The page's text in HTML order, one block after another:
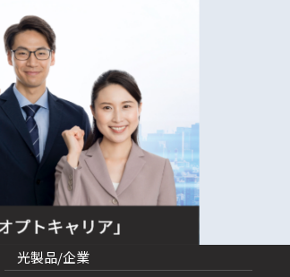
光製品/企業